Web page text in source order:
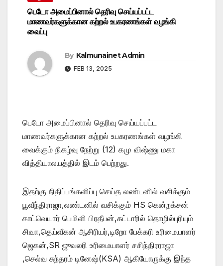
பெடோ அமைப்பினால் தெரிவு செய்யப்பட்ட
மாணவர்களுக்கான கற்றல் உபகரணங்கள் வழங்கி
வைப்பு
By Kalmunainet Admin
FEB 13, 2025
பெடோ அமைப்பினால் தெரிவு செய்யப்பட்ட
மாணவர்களுக்கான கற்றல் உபகரணங்கள் வழங்கி
வைக்கும் நிகழ்வு நேற்று (12) கமு விஷ்ணு மகா
வித்தியாலயத்தில் இடம் பெற்றது.
இதற்கு நிதிப்பங்களிப்பு செய்த லண்டனில் வசிக்கும்
பூவீந்திராஜா,லண்டனில் வசிக்கும் HS கென்றக்சன்
காட்வெயார் பெமிளி பிரதீபன்,கட்டாரில் தொழில்புரியும்
சிவா,தெய்வீகன் ஆசிரியர்,டிறோ பேக்கரி உரிமையாளர்
ஜெகன்,SR ஜுவலரி உரிமையாளர் சசிந்திரராஜா
,செல்வ சுந்தரம் டினேஷ்(KSA) ஆகியோருக்கு இந்த